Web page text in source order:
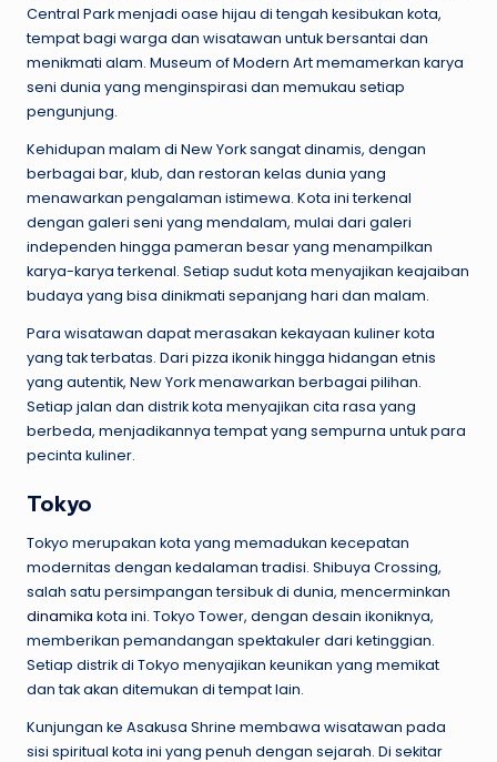
Central Park menjadi oase hijau di tengah kesibukan kota,
tempat bagi warga dan wisatawan untuk bersantai dan
menikmati alam. Museum of Modern Art memamerkan karya
seni dunia yang menginspirasi dan memukau setiap
pengunjung.
Kehidupan malam di New York sangat dinamis, dengan
berbagai bar, klub, dan restoran kelas dunia yang
menawarkan pengalaman istimewa. Kota ini terkenal
dengan galeri seni yang mendalam, mulai dari galeri
independen hingga pameran besar yang menampilkan
karya-karya terkenal. Setiap sudut kota menyajikan keajaiban
budaya yang bisa dinikmati sepanjang hari dan malam.
Para wisatawan dapat merasakan kekayaan kuliner kota
yang tak terbatas. Dari pizza ikonik hingga hidangan etnis
yang autentik, New York menawarkan berbagai pilihan.
Setiap jalan dan distrik kota menyajikan cita rasa yang
berbeda, menjadikannya tempat yang sempurna untuk para
pecinta kuliner.
Tokyo
Tokyo merupakan kota yang memadukan kecepatan
modernitas dengan kedalaman tradisi. Shibuya Crossing,
salah satu persimpangan tersibuk di dunia, mencerminkan
dinamika kota ini. Tokyo Tower, dengan desain ikoniknya,
memberikan pemandangan spektakuler dari ketinggian.
Setiap distrik di Tokyo menyajikan keunikan yang memikat
dan tak akan ditemukan di tempat lain.
Kunjungan ke Asakusa Shrine membawa wisatawan pada
sisi spiritual kota ini yang penuh dengan sejarah. Di sekitar